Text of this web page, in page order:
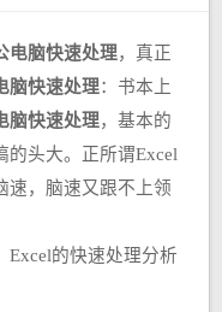
电脑快速处理，真正
脑快速处理：书本上
脑快速处理，基本的
的头大。正所谓Excel
速，脑速又跟不上领
的快速处理分析